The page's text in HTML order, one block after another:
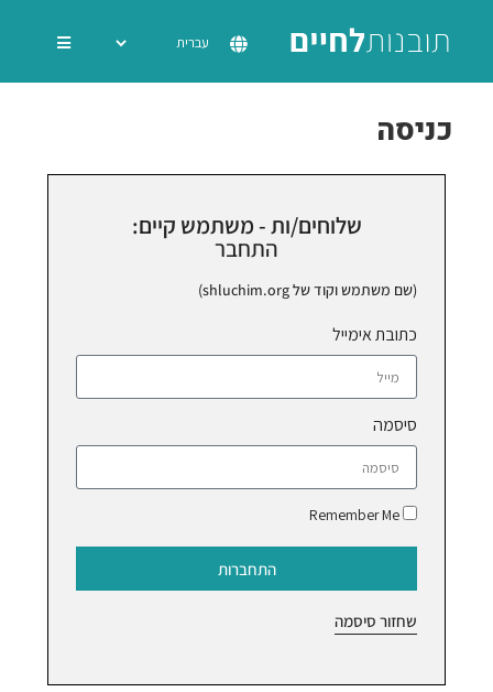
כניסה
שלוחים/ות - משתמש קיים:
התחבר
(שם משתמש וקוד של shluchim.org)
כתובת אימייל
סיסמה
Remember Me
התחברות
שחזור סיסמה